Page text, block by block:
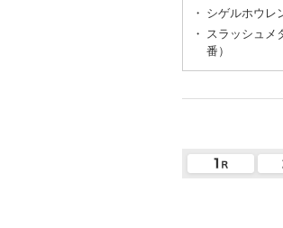
・ シゲルホウレ
・
スラッシュメ
番）